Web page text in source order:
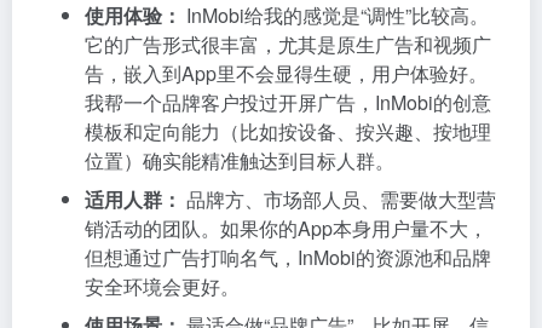
使用体验： InMobi给我的感觉是“调性”比较高。
它的广告形式很丰富，尤其是原生广告和视频广
告，嵌入到App里不会显得生硬，用户体验好。
我帮一个品牌客户投过开屏广告，InMobi的创意
模板和定向能力（比如按设备、按兴趣、按地理
位置）确实能精准触达到目标人群。
适用人群： 品牌方、市场部人员、需要做大型营
销活动的团队。如果你的App本身用户量不大，
但想通过广告打响名气，InMobi的资源池和品牌
安全环境会更好。